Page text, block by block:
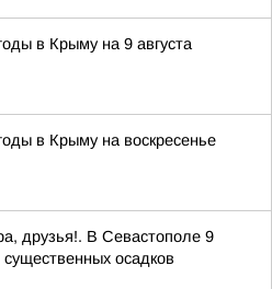
в Крыму на 9 августа
в Крыму на воскресенье
друзья!. В Севастополе 9
существенных осадков